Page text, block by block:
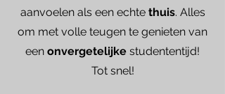
aanvoelen als een echte thuis. Alles
om met volle teugen te genieten van
een onvergetelijke studententijd!
Tot snel!